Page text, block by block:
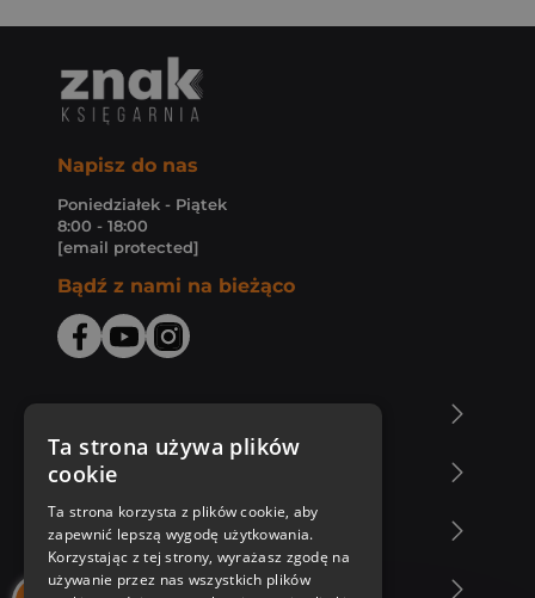
Napisz do nas
Poniedziałek - Piątek
8:00 - 18:00
[email protected]
Bądź z nami na bieżąco
Zakupy u nas
Nasza oferta
Nasi autorzy
Ta strona używa plików
cookie
Ta strona korzysta z plików cookie, aby
zapewnić lepszą wygodę użytkowania.
Korzystając z tej strony, wyrażasz zgodę na
używanie przez nas wszystkich plików